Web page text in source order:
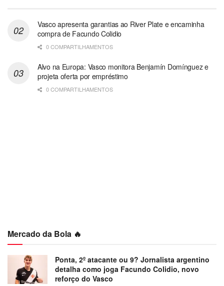
Vasco apresenta garantias ao River Plate e encaminha
compra de Facundo Colidio
0 COMPARTILHAMENTOS
Alvo na Europa: Vasco monitora Benjamín Domínguez e
projeta oferta por empréstimo
0 COMPARTILHAMENTOS
Mercado da Bola 🔥
Ponta, 2º atacante ou 9? Jornalista argentino
detalha como joga Facundo Colidio, novo
reforço do Vasco